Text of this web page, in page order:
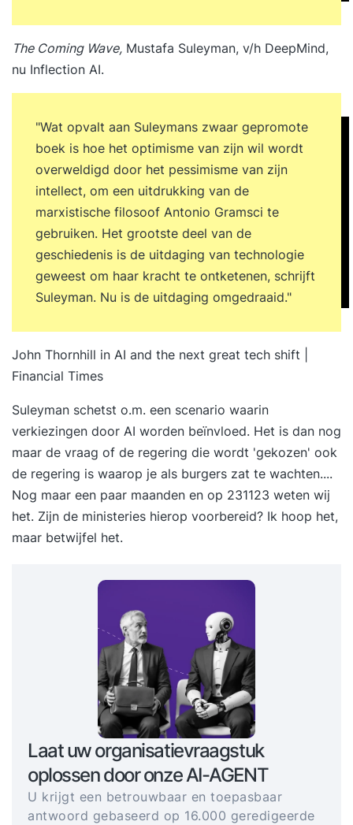
The Coming Wave, Mustafa Suleyman, v/h DeepMind,
nu Inflection AI.
"Wat opvalt aan Suleymans zwaar gepromote
boek is hoe het optimisme van zijn wil wordt
overweldigd door het pessimisme van zijn
intellect, om een uitdrukking van de
marxistische filosoof Antonio Gramsci te
gebruiken. Het grootste deel van de
geschiedenis is de uitdaging van technologie
geweest om haar kracht te ontketenen, schrijft
Suleyman. Nu is de uitdaging omgedraaid."
John Thornhill in AI and the next great tech shift |
Financial Times
Suleyman schetst o.m. een scenario waarin
verkiezingen door AI worden beïnvloed. Het is dan nog
maar de vraag of de regering die wordt 'gekozen' ook
de regering is waarop je als burgers zat te wachten....
Nog maar een paar maanden en op 231123 weten wij
het. Zijn de ministeries hierop voorbereid? Ik hoop het,
maar betwijfel het.
Laat uw organisatievraagstuk
oplossen door onze AI-AGENT
U krijgt een betrouwbaar en toepasbaar
antwoord gebaseerd op 16.000 geredigeerde